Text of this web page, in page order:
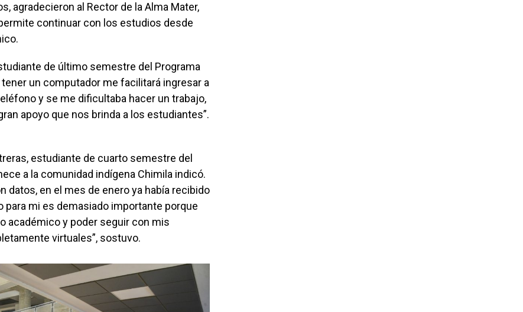
agradecieron al Rector de la Alma Mater,
continuar con los estudios desde
de último semestre del Programa
un computador me facilitará ingresar a
y se me dificultaba hacer un trabajo,
apoyo que nos brinda a los estudiantes”.
estudiante de cuarto semestre del
a la comunidad indígena Chimila indicó.
datos, en el mes de enero ya había recibido
mi es demasiado importante porque
académico y poder seguir con mis
virtuales”, sostuvo.